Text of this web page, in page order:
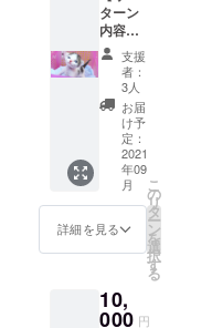
リター
ン内容※
①お礼
のメー
ル ②保
護活動
のレ
ポート
(メール
にて)
ターン
内容】
①お礼
のメー
ル ②保
護活動
のレ
ポート
(メール
にて) ③
スト
リート
チルド
レン支
援雑貨1
考欄に
て希望
支援
者：
3人
お届
け予
定：
2021
年09
月
詳細を見る
こ
の
リ
タ
ー
ン
を
選
択
す
る
10,
000 円